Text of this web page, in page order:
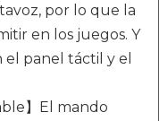
por lo que la
en los juegos. Y
panel táctil y el
】El mando